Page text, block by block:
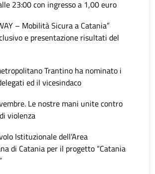
23:00 con ingresso a 1,00 euro
– Mobilità Sicura a Catania”
e presentazione risultati del
Trantino ha nominato i
ed il vicesindaco
Le nostre mani unite contro
violenza
Istituzionale dell’Area
di Catania per il progetto “Catania